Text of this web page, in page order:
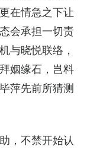
在情急之下让
会承担一切责
与晓悦联络，
姻缘石，岂料
萍先前所猜测
，不禁开始认